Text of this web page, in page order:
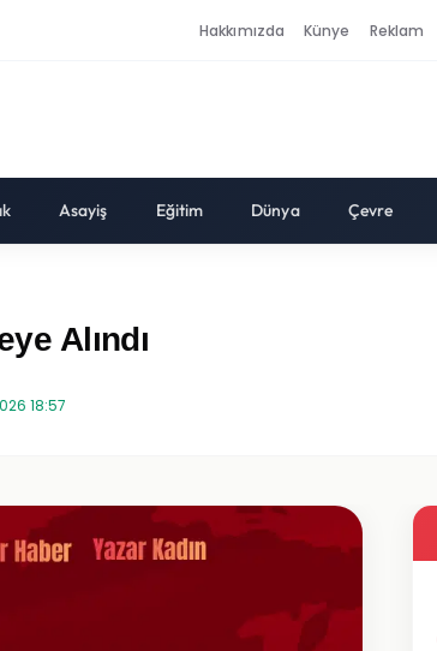
Hakkımızda Künye Reklam
Asayiş Eğitim Dünya Çevre
Alındı
18:57